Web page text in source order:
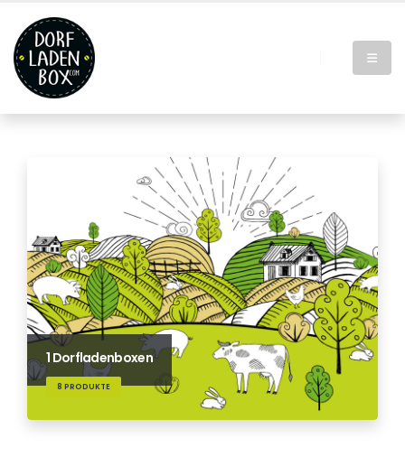
1 Dorfladenboxen
8 PRODUKTE